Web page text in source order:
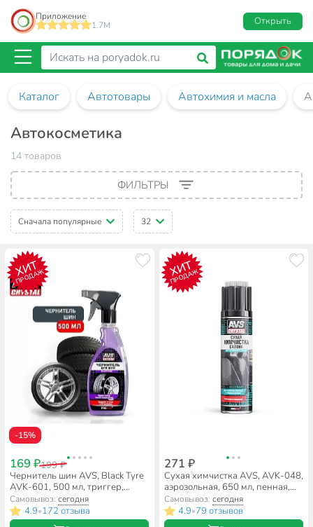
Приложение
1.7M
Открыть
Каталог Автотовары Автохимия и масла
Автокосметика
14 товаров
ФИЛЬТРЫ
Сначала популярные 32
ХИТ
ПРОДАЖ
-15%
169 ₽199 ₽
Чернитель шин AVS, Black Tyre
AVK-601, 500 мл, триггер,
A07403S
Самовывоз:сегодня
4.9•172 отзыва
ХИТ
ПРОДАЖ
271 ₽
Сухая химчистка AVS, AVK-048,
аэрозольная, 650 мл, пенная,
щетка-крышка, A78783S
Самовывоз: сегодня
4.9•79 отзывов